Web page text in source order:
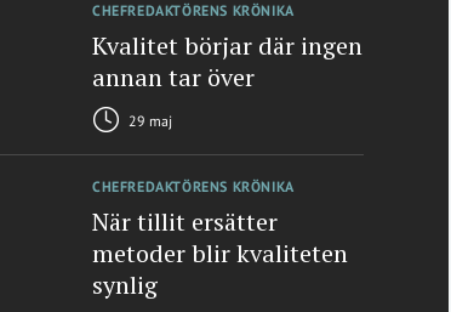
CHEFREDAKTÖRENS KRÖNIKA
Kvalitet börjar där ingen
annan tar över
29 maj
CHEFREDAKTÖRENS KRÖNIKA
När tillit ersätter
metoder blir kvaliteten
synlig